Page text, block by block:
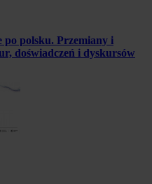
po polsku. Przemiany i
doświadczeń i dyskursów